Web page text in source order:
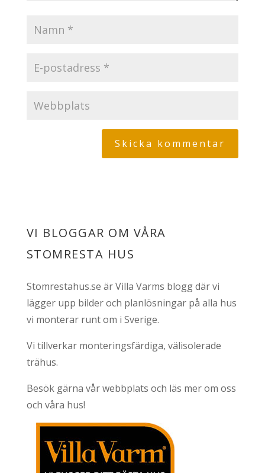
VI BLOGGAR OM VÅRA
STOMRESTA HUS
Stomrestahus.se är Villa Varms blogg där vi
lägger upp bilder och planlösningar på alla hus
vi monterar runt om i Sverige.
Vi tillverkar monteringsfärdiga, välisolerade
trähus.
Besök gärna vår webbplats och läs mer om oss
och våra hus!